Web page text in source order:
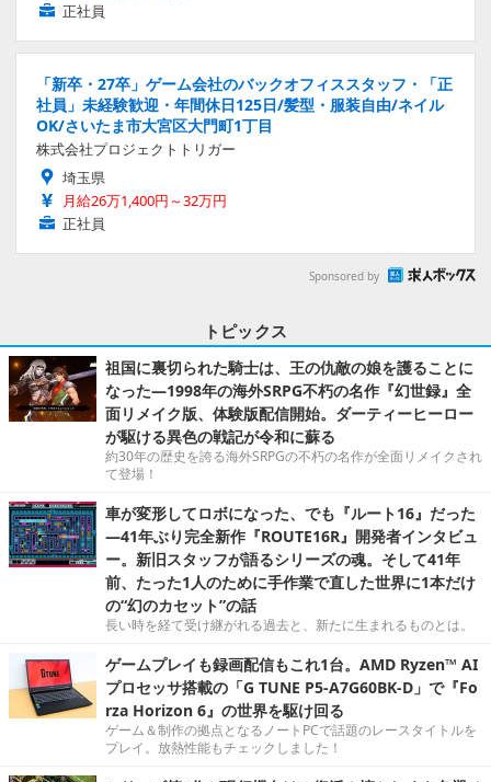
正社員
「新卒・27卒」ゲーム会社のバックオフィススタッフ・「正
社員」未経験歓迎・年間休日125日/髪型・服装自由/ネイル
OK/さいたま市大宮区大門町1丁目
株式会社プロジェクトトリガー
埼玉県
月給26万1,400円～32万円
正社員
Sponsored by
トピックス
祖国に裏切られた騎士は、王の仇敵の娘を護ることに
なった―1998年の海外SRPG不朽の名作『幻世録』全
面リメイク版、体験版配信開始。ダーティーヒーロー
が駆ける異色の戦記が令和に蘇る
約30年の歴史を誇る海外SRPGの不朽の名作が全面リメイクされ
て登場！
車が変形してロボになった、でも『ルート16』だった
―41年ぶり完全新作『ROUTE16R』開発者インタビュ
ー。新旧スタッフが語るシリーズの魂。そして41年
前、たった1人のために手作業で直した世界に1本だけ
の“幻のカセット”の話
長い時を経て受け継がれる過去と、新たに生まれるものとは。
ゲームプレイも録画配信もこれ1台。AMD Ryzen™ AI
プロセッサ搭載の「G TUNE P5-A7G60BK-D」で『Fo
rza Horizon 6』の世界を駆け回る
ゲーム＆制作の拠点となるノートPCで話題のレースタイトルを
プレイ。放熱性能もチェックしました！